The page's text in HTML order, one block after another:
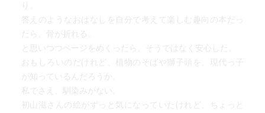
り。
答えのようなおはなしを自分で考えて楽しむ趣向の本だっ
たら、骨が折れる。
と思いつつページをめくったら、そうではなく安心した。
おもしろいのだけれど、植物のそばや獅子頭を、現代っ子
が知っているんだろうか。
私でさえ、馴染みがない。
初山滋さんの絵がずっと気になっていたけれど、ちょっと